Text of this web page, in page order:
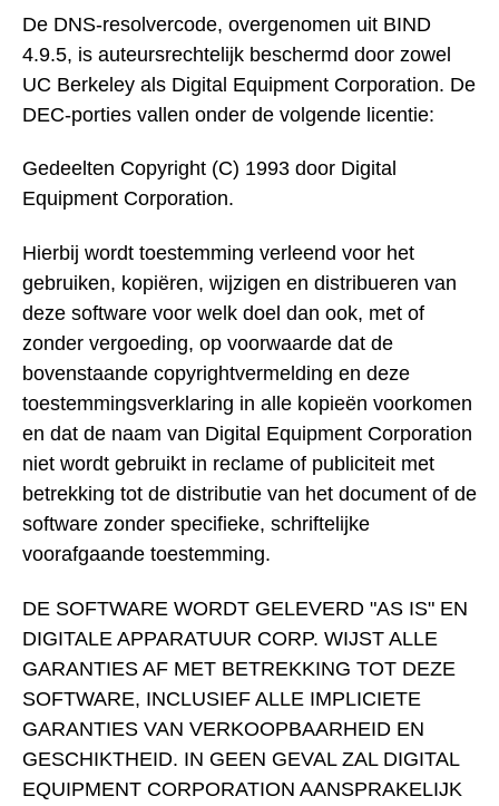
De DNS-resolvercode, overgenomen uit BIND
4.9.5, is auteursrechtelijk beschermd door zowel
UC Berkeley als Digital Equipment Corporation. De
DEC-porties vallen onder de volgende licentie:
Gedeelten Copyright (C) 1993 door Digital
Equipment Corporation.
Hierbij wordt toestemming verleend voor het
gebruiken, kopiëren, wijzigen en distribueren van
deze software voor welk doel dan ook, met of
zonder vergoeding, op voorwaarde dat de
bovenstaande copyrightvermelding en deze
toestemmingsverklaring in alle kopieën voorkomen
en dat de naam van Digital Equipment Corporation
niet wordt gebruikt in reclame of publiciteit met
betrekking tot de distributie van het document of de
software zonder specifieke, schriftelijke
voorafgaande toestemming.
DE SOFTWARE WORDT GELEVERD "AS IS" EN
DIGITALE APPARATUUR CORP. WIJST ALLE
GARANTIES AF MET BETREKKING TOT DEZE
SOFTWARE, INCLUSIEF ALLE IMPLICIETE
GARANTIES VAN VERKOOPBAARHEID EN
GESCHIKTHEID. IN GEEN GEVAL ZAL DIGITAL
EQUIPMENT CORPORATION AANSPRAKELIJK